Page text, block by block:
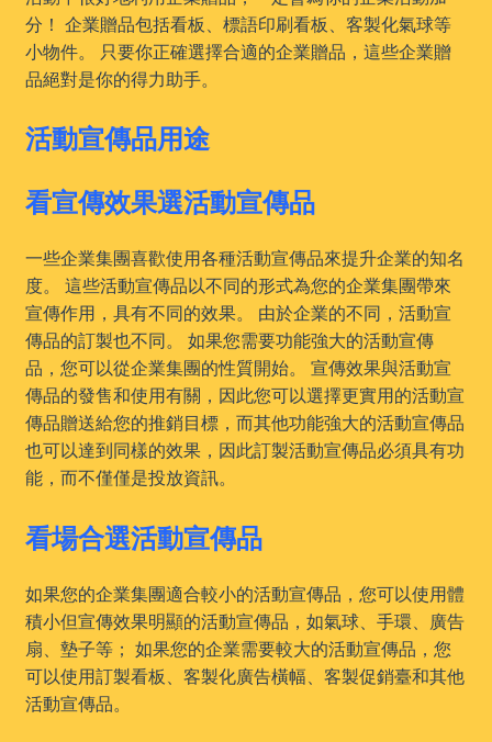
分！ 企業贈品包括看板、標語印刷看板、客製化氣球等
小物件。 只要你正確選擇合適的企業贈品，這些企業贈
品絕對是你的得力助手。
活動宣傳品用途
看宣傳效果選活動宣傳品
一些企業集團喜歡使用各種活動宣傳品來提升企業的知名
度。 這些活動宣傳品以不同的形式為您的企業集團帶來
宣傳作用，具有不同的效果。 由於企業的不同，活動宣
傳品的訂製也不同。 如果您需要功能強大的活動宣傳
品，您可以從企業集團的性質開始。 宣傳效果與活動宣
傳品的發售和使用有關，因此您可以選擇更實用的活動宣
傳品贈送給您的推銷目標，而其他功能強大的活動宣傳品
也可以達到同樣的效果，因此訂製活動宣傳品必須具有功
能，而不僅僅是投放資訊。
看場合選活動宣傳品
如果您的企業集團適合較小的活動宣傳品，您可以使用體
積小但宣傳效果明顯的活動宣傳品，如氣球、手環、廣告
扇、墊子等； 如果您的企業需要較大的活動宣傳品，您
可以使用訂製看板、客製化廣告橫幅、客製促銷臺和其他
活動宣傳品。